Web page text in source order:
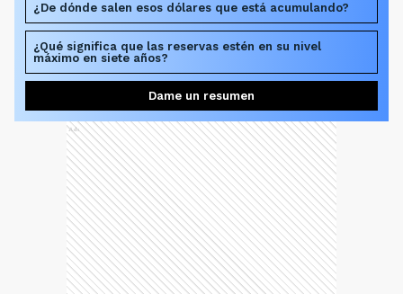
¿De dónde salen esos dólares que está acumulando?
¿Qué significa que las reservas estén en su nivel
máximo en siete años?
Dame un resumen
Ads